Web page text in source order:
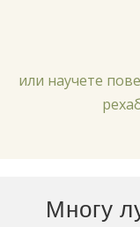
или научете
Многу